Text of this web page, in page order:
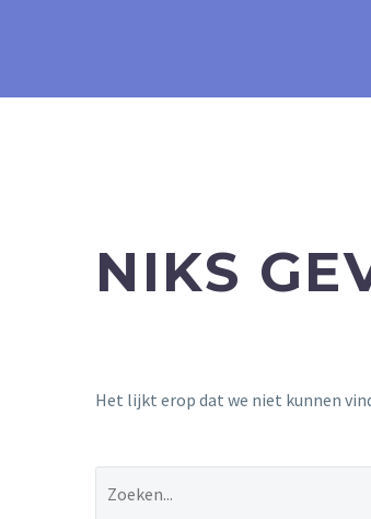
NIKS
Het lijkt erop dat we niet kunnen